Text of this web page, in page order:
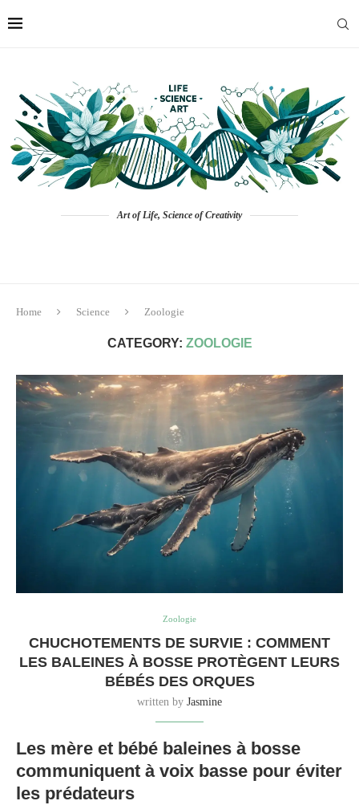
Art of Life, Science of Creativity
Home Science Zoologie
CATEGORY: ZOOLOGIE
Zoologie
CHUCHOTEMENTS DE SURVIE : COMMENT
LES BALEINES À BOSSE PROTÈGENT LEURS
BÉBÉS DES ORQUES
written by Jasmine
Les mère et bébé baleines à bosse
communiquent à voix basse pour éviter
les prédateurs